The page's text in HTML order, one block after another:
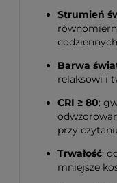
Strumień
Barwa
relaksowi i
CRI ≥ 80:
przy
Trwałość:
mniejsze